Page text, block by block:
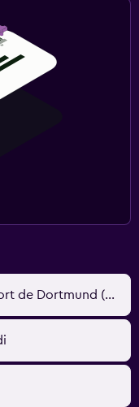
Dortmund, Allemagne - Aéroport de Dortmund (DTM)